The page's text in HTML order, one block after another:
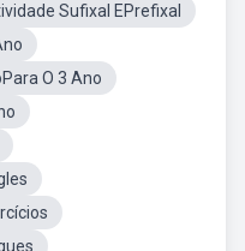
Sufixal EPrefixal
O 3 Ano